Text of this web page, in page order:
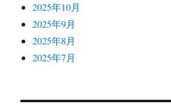
2025年10月
2025年9月
2025年8月
2025年7月